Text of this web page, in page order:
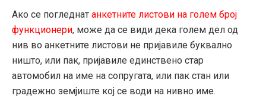
Ако се погледнат анкетните листови на голем број
функционери, може да се види дека голем дел од
нив во анкетните листови не пријавиле буквално
ништо, или пак, пријавиле единствено стар
автомобил на име на сопругата, или пак стан или
градежно земјиште кој се води на нивно име.